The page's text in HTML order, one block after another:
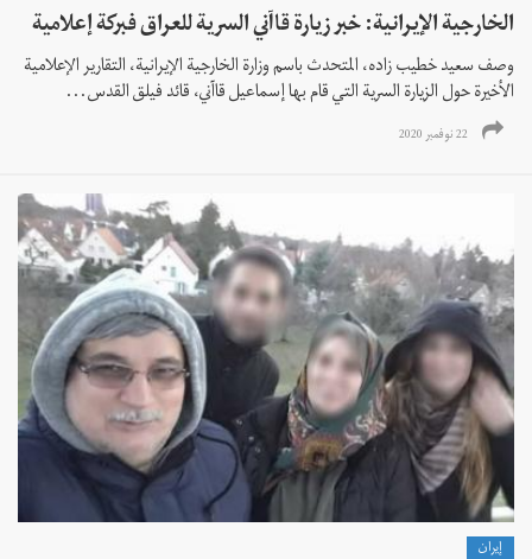
الخارجية الإيرانية: خبر زيارة قاآني السرية للعراق فبركة إعلامية
وصف سعيد خطيب زاده، المتحدث باسم وزارة الخارجية الإيرانية، التقارير الإعلامية
الأخيرة حول الزيارة السرية التي قام بها إسماعيل قاآني، قائد فيلق القدس...
22 نوفمبر 2020
إيران